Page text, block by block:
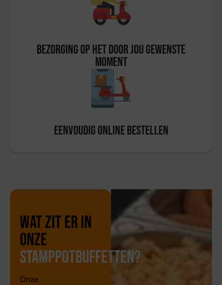
Bezorging op het door jou gewenste
moment
Eenvoudig online bestellen
Wat zit er in
onze
stamppotbuffetten?
Onze